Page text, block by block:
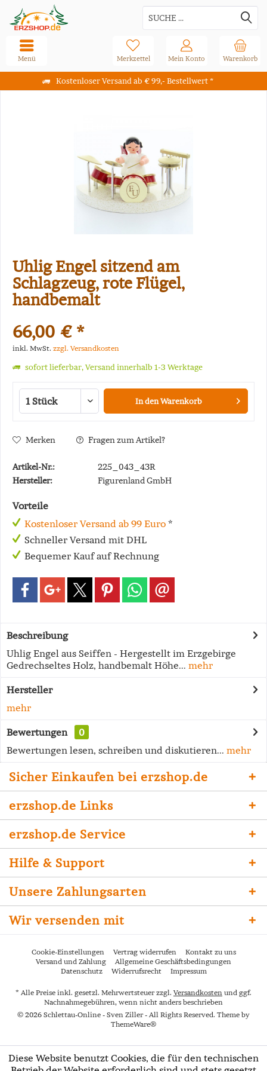
Kostenloser Versand ab € 99,- Bestellwert *
Warenkorb
Merkzettel Mein Konto
Menü
Uhlig Engel sitzend am
Schlagzeug, rote Flügel,
handbemalt
66,00 € *
inkl. MwSt. zzgl. Versandkosten
sofort lieferbar, Versand innerhalb 1-3 Werktage
In denWarenkorb
Merken Fragen zum Artikel?
Artikel-Nr.:
225_043_43R
Hersteller:
Figurenland GmbH
Vorteile
Kostenloser Versand ab 99 Euro *
Schneller Versand mit DHL
Bequemer Kauf auf Rechnung
Beschreibung
Uhlig Engel aus Seiffen - Hergestellt im Erzgebirge
Gedrechseltes Holz, handbemalt Höhe... mehr
Hersteller
mehr
Bewertungen
0
Bewertungen lesen, schreiben und diskutieren... mehr
Sicher Einkaufen bei erzshop.de
erzshop.de Links
erzshop.de Service
Hilfe & Support
Unsere Zahlungsarten
Wir versenden mit
Cookie-Einstellungen Vertrag widerrufen
Kontakt zu uns
Versand und Zahlung
Allgemeine Geschäftsbedingungen
Datenschutz
Widerrufsrecht Impressum
* Alle Preise inkl. gesetzl. Mehrwertsteuer zzgl. Versandkosten und ggf.
Nachnahmegebühren, wenn nicht anders beschrieben
© 2026 Schlettau-Online - Sven Ziller - All Rights Reserved. Theme by
ThemeWare®
Diese Website benutzt Cookies, die für den technischen